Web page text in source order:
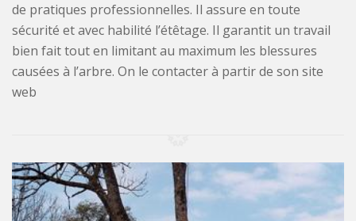
de pratiques professionnelles. Il assure en toute
sécurité et avec habilité l’étêtage. Il garantit un travail
bien fait tout en limitant au maximum les blessures
causées à l’arbre. On le contacter à partir de son site
web